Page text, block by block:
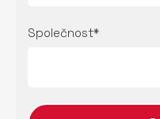
Společnost*